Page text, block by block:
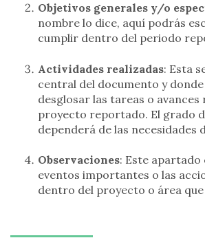
Objetivos generales y/o
nombre lo dice, aquí podrás
cumplir dentro del periodo
Actividades realizadas: Esta
central del documento y
desglosar las tareas o avances
proyecto reportado. El grado
dependerá de las necesidades
Observaciones: Este apartado
eventos importantes o las
dentro del proyecto o área